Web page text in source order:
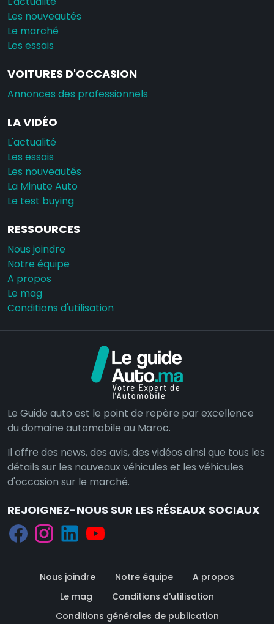
Les nouveautés
Le marché
Les essais
VOITURES D'OCCASION
Annonces des professionnels
LA VIDÉO
L'actualité
Les essais
Les nouveautés
La Minute Auto
Le test buying
RESSOURCES
Nous joindre
Notre équipe
A propos
Le mag
Conditions d'utilisation
Le Guide auto est le point de repère par excellence
du domaine automobile au Maroc.
Il offre des news, des avis, des vidéos ainsi que tous les
détails sur les nouveaux véhicules et les véhicules
d'occasion sur le marché.
REJOIGNEZ-NOUS SUR LES RÉSEAUX SOCIAUX
Nous joindre Notre équipe
A propos
Le mag
Conditions d'utilisation
Conditions générales de publication